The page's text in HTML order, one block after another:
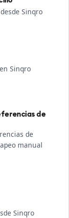
Sinqro
Sinqro
de
de
manual
Sinqro